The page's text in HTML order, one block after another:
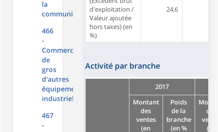
la
communication
466
-
Commerce
de
gros
d'autres
équipements
industriels
467
-
d'exploitation /
Valeur ajoutée
hors taxes) (en
%)
24,6
Activité par branche
2017
Montant
des
ventes
(en
Poids
de la
branche
(en %
des
(en